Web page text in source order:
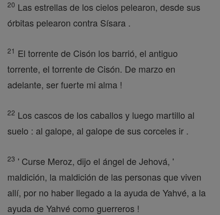
20 Las estrellas de los cielos pelearon, desde sus
órbitas pelearon contra Sísara .
21 El torrente de Cisón los barrió, el antiguo
torrente, el torrente de Cisón. De marzo en
adelante, ser fuerte mi alma !
22 Los cascos de los caballos y luego martillo al
suelo : al galope, al galope de sus corceles ir .
23 ' Curse Meroz, dijo el ángel de Jehová, '
maldición, la maldición de las personas que viven
allí, por no haber llegado a la ayuda de Yahvé, a la
ayuda de Yahvé como guerreros !